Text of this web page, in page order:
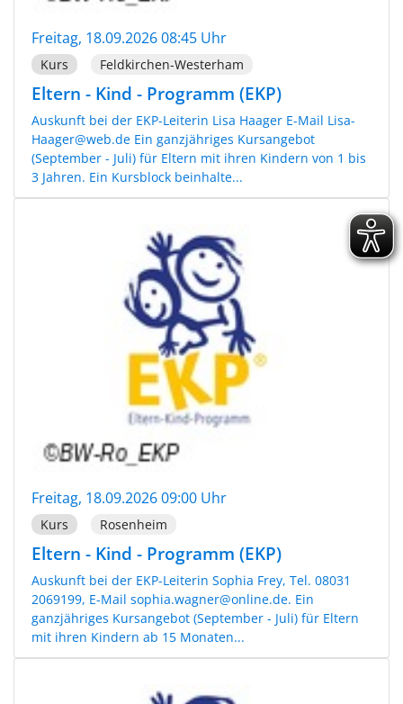
Freitag, 18.09.2026 08:45 Uhr
Kurs Feldkirchen-Westerham
Eltern - Kind - Programm (EKP)
Auskunft bei der EKP-Leiterin Lisa Haager E-Mail Lisa-
Haager@web.de Ein ganzjähriges Kursangebot
(September - Juli) für Eltern mit ihren Kindern von 1 bis
3 Jahren. Ein Kursblock beinhalte...
Freitag, 18.09.2026 09:00 Uhr
Kurs Rosenheim
Eltern - Kind - Programm (EKP)
Auskunft bei der EKP-Leiterin Sophia Frey, Tel. 08031
2069199, E-Mail sophia.wagner@online.de. Ein
ganzjähriges Kursangebot (September - Juli) für Eltern
mit ihren Kindern ab 15 Monaten...